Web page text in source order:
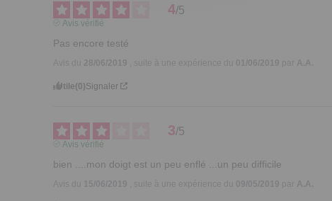
4/5
Avis vérifié
Pas encore testé
28/06/2019 , suite à une expérience du 01/06/2019 A.A.
Utile(0)Signaler
3/5
Avis vérifié
bien ....mon doigt est un peu enflé ...un peu difficile